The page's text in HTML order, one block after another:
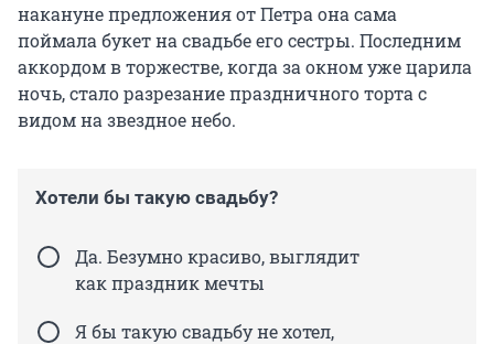
накануне предложения от Петра она сама
поймала букет на свадьбе его сестры. Последним
аккордом в торжестве, когда за окном уже царила
ночь, стало разрезание праздничного торта с
видом на звездное небо.
Хотели бы такую свадьбу?
Да. Безумно красиво, выглядит
как праздник мечты
Я бы такую свадьбу не хотел,